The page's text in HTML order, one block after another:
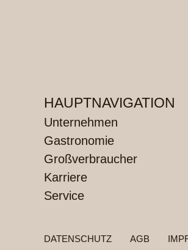
HAUPTNAVIGATION
Unternehmen
Gastronomie
Großverbraucher
Karriere
Service
DATENSCHUTZ AGB